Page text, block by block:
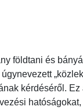
földtani és
kérdéséről.